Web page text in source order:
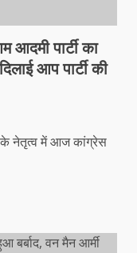
पार्टी का
आप पार्टी की
के नेतृत्व में आज कांग्रेस